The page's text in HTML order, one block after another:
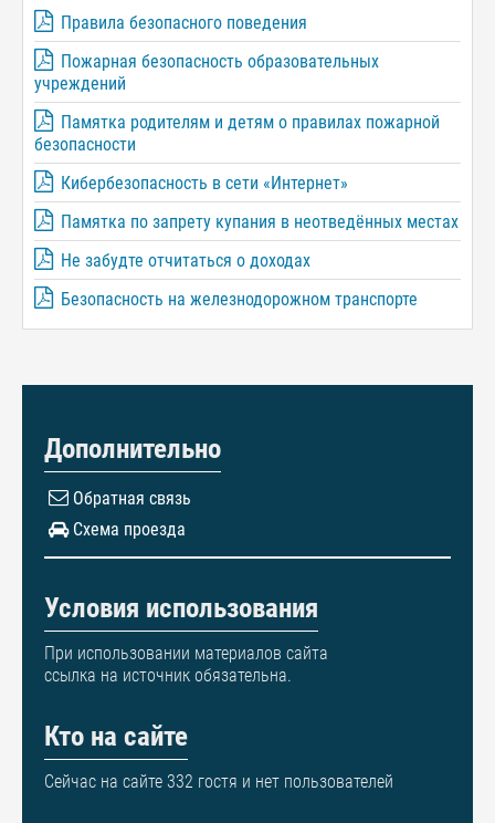
Правила безопасного поведения
Пожарная безопасность образовательных
учреждений
Памятка родителям и детям о правилах пожарной
безопасности
Кибербезопасность в сети «Интернет»
Памятка по запрету купания в неотведённых местах
Не забудте отчитаться о доходах
Безопасность на железнодорожном транспорте
Дополнительно
Обратная связь
Схема проезда
Условия использования
При использовании материалов сайта
ссылка на источник обязательна.
Кто на сайте
Сейчас на сайте 332 гостя и нет пользователей